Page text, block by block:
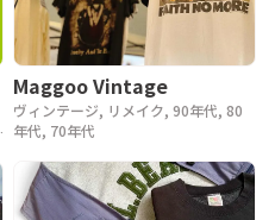
Maggoo Vintage
ヴィンテージ, リメイク, 90年代, 80
年代, 70年代